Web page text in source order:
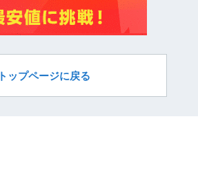
トップページに戻る